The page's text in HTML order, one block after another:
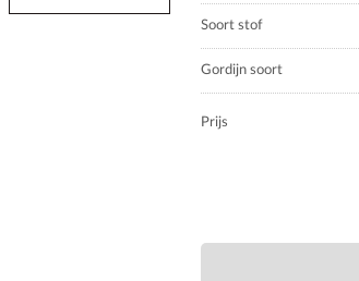
Soort stof
Gordijn soort
Prijs